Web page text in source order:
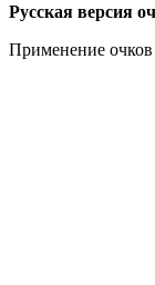
Русская версия
Применение очков